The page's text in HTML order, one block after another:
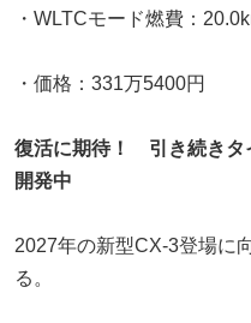
・WLTCモード燃費：
・価格：331万5400円
復活に期待！ 引き続きタ
開発中
2027年の新型CX-3登場に
る。